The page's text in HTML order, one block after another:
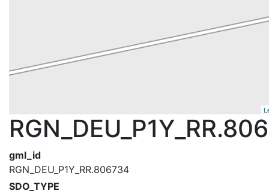
gml_id
RGN_DEU_P1Y_RR.806734
SDO_TYPE